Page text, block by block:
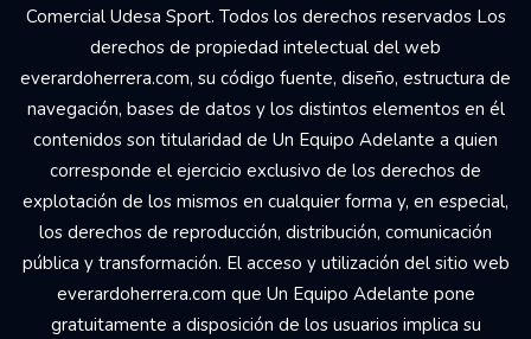
Comercial Udesa Sport. Todos los derechos reservados Los
derechos de propiedad intelectual del web
everardoherrera.com, su código fuente, diseño, estructura de
navegación, bases de datos y los distintos elementos en él
contenidos son titularidad de Un Equipo Adelante a quien
corresponde el ejercicio exclusivo de los derechos de
explotación de los mismos en cualquier forma y, en especial,
los derechos de reproducción, distribución, comunicación
pública y transformación. El acceso y utilización del sitio web
everardoherrera.com que Un Equipo Adelante pone
gratuitamente a disposición de los usuarios implica su